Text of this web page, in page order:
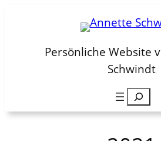
springenPersönliche Website
Schwindt
Suchen